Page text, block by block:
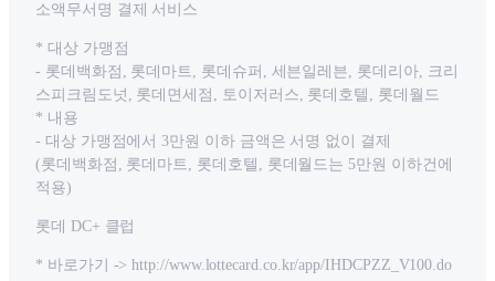
소액무서명 결제 서비스
* 대상 가맹점
- 롯데백화점, 롯데마트, 롯데슈퍼, 세븐일레븐, 롯데리아, 크리
스피크림도넛, 롯데면세점, 토이저러스, 롯데호텔, 롯데월드
* 내용
- 대상 가맹점에서 3만원 이하 금액은 서명 없이 결제
(롯데백화점, 롯데마트, 롯데호텔, 롯데월드는 5만원 이하건에
적용)
롯데 DC+ 클럽
* 바로가기 -> http://www.lottecard.co.kr/app/IHDCPZZ_V100.do